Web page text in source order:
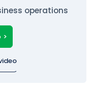
operations
>